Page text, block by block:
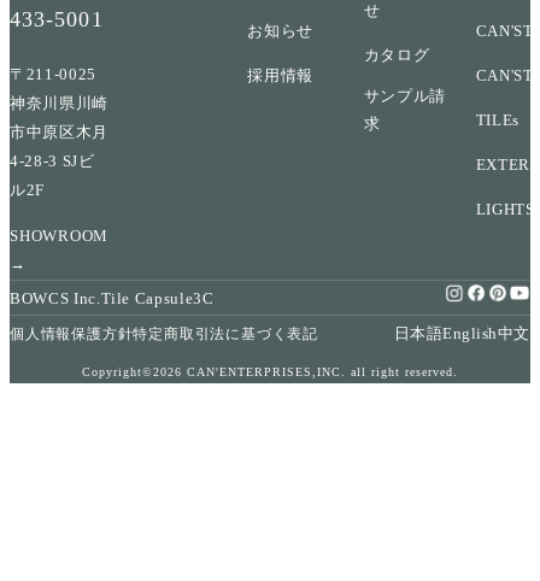
433-5001
〒211-0025
神奈川県川崎
市中原区木月
4-28-3 SJビ
ル2F
SHOWROOM
→
お知らせ
採用情報
せ
カタログ
サンプル請
求
TILEs
LIGHTS
BOWCS Inc.Tile Capsule3C
個人情報保護方針特定商取引法に基づく表記 日本語English中文
Copyright©2026 CAN'ENTERPRISES,INC. all right reserved.